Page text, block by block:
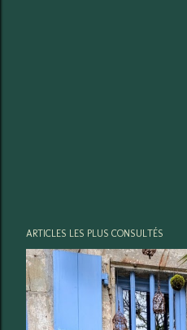
ARTICLES LES PLUS CONSULTÉS